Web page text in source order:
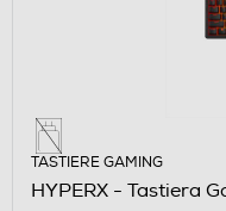
TASTIERE GAMING
HYPERX - Tastiera